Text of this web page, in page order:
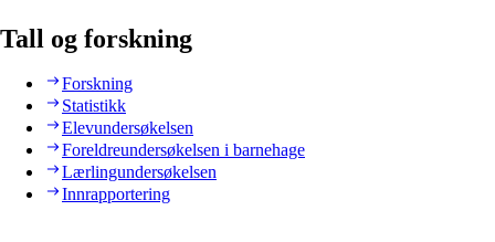
Tall og forskning
Forskning
Statistikk
Elevundersøkelsen
Foreldreundersøkelsen i barnehage
Lærlingundersøkelsen
Innrapportering